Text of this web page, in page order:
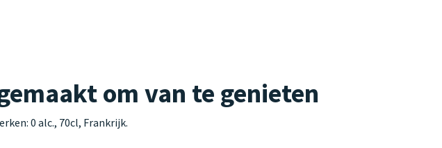
om van te genieten
0 alc., 70cl, Frankrijk.